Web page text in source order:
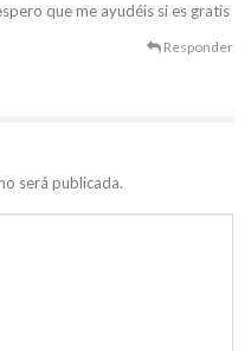
que me ayudéis si es gratis
Responder
será publicada.